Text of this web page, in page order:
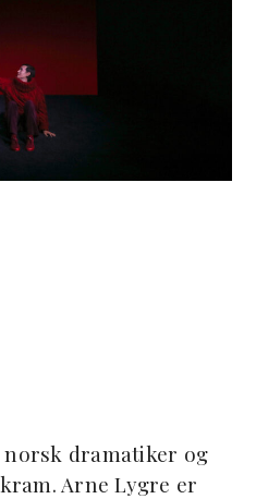
dramatiker og
Arne Lygre er